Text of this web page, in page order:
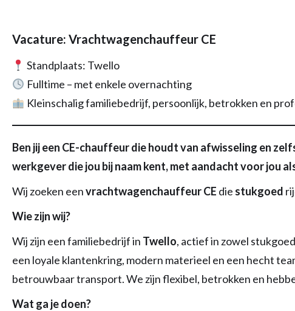
Vacature: Vrachtwagenchauffeur CE
Standplaats: Twello
Fulltime – met enkele overnachting
Kleinschalig familiebedrijf, persoonlijk, betrokken en
Ben jij een CE-chauffeur die houdt van afwisseling en
werkgever die jou bij naam kent, met aandacht voor jou
Wij zoeken eenvrachtwagenchauffeur CE die stukgoed
Wie zijn wij?
Wij zijn een familiebedrijf in Twello, actief in zowel
een loyale klantenkring, modern materieel en een hecht
betrouwbaar transport. We zijn flexibel, betrokken en
Wat ga je doen?